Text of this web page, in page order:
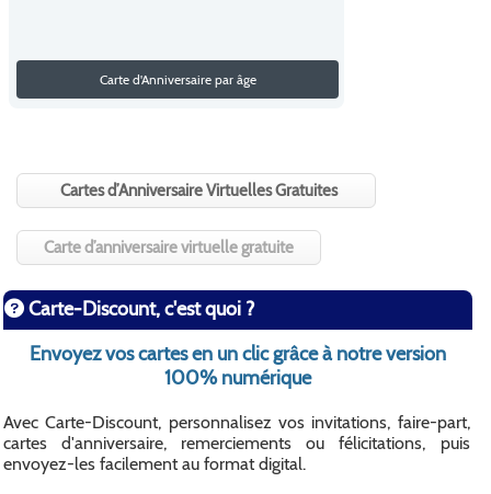
Cartes d’Anniversaire Virtuelles Gratuites
Carte d’anniversaire virtuelle gratuite
Carte d'Anniversaire par âge
Carte-Discount, c'est quoi ?
Envoyez vos cartes en un clic grâce à notre version
100% numérique
Avec Carte-Discount, personnalisez vos invitations, faire-part,
cartes d'anniversaire, remerciements ou félicitations, puis
envoyez-les facilement au format digital.